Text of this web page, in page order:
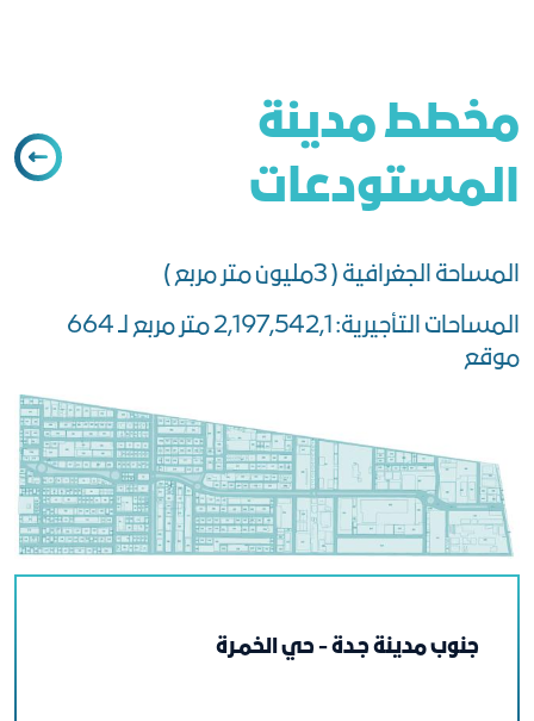
مخطط مدينة
المستودعات
المساحة الجغرافية ( 3مليون متر مربع )
المساحات التأجيرية: 2,197,542,1 متر مربع لـ 664
موقع
جنوب مدينة جـدة - حي الخمـرة